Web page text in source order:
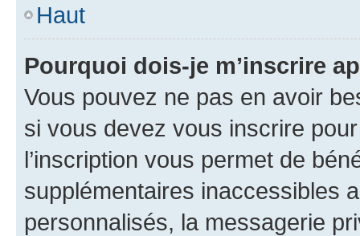
Haut
Pourquoi dois-je m’inscrire
Vous pouvez ne pas en avoir
si vous devez vous inscrire
l’inscription vous permet de
supplémentaires inaccessibles
personnalisés, la messagerie